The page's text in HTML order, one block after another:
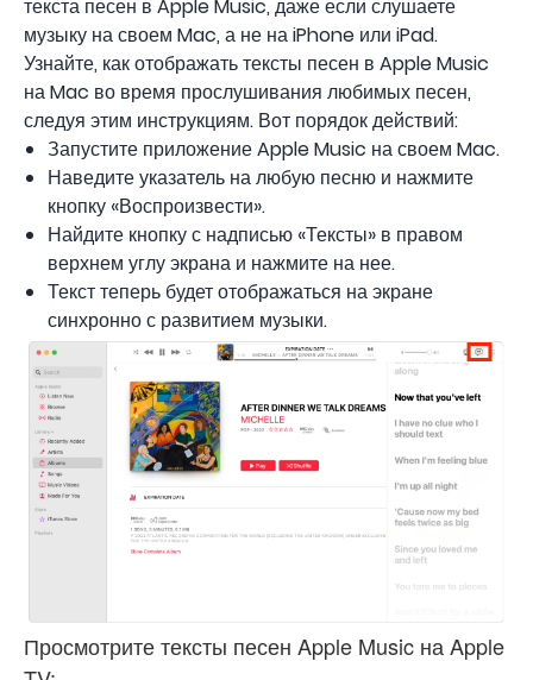
текста песен в Apple Music, даже если слушаете
музыку на своем Mac, а не на iPhone или iPad.
Узнайте, как отображать тексты песен в Apple Music
на Mac во время прослушивания любимых песен,
следуя этим инструкциям. Вот порядок действий:
Запустите приложение Apple Music на своем Mac.
Наведите указатель на любую песню и нажмите
кнопку «Воспроизвести».
Найдите кнопку с надписью «Тексты» в правом
верхнем углу экрана и нажмите на нее.
Текст теперь будет отображаться на экране
синхронно с развитием музыки.
Просмотрите тексты песен Apple Music на Apple